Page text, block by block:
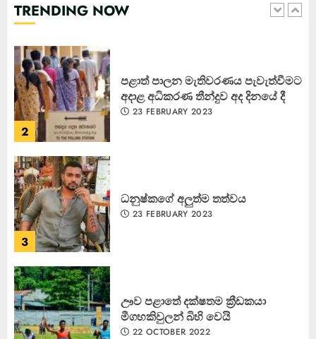
TRENDING NOW
1
2
පළාත් පාලන මැතිවරණය පැවැත්වීමට
අදාළ අධිකරණ තීන්දුව අද දිනයේ දී
23 FEBRUARY 2023
3
ධනුෂ්කගේ අලුත්ම තත්වය
23 FEBRUARY 2023
ඌව පළාතේ දක්ෂතම ක්‍රීඩකයා
මීගහකිවුලන් බිහි වෙයි
22 OCTOBER 2022